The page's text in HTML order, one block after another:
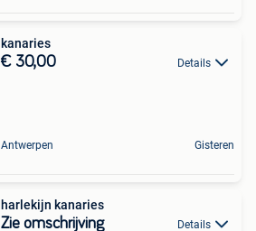
kanaries
€ 30,00 Details
Antwerpen Gisteren
harlekijn kanaries
Zie omschrijving Details